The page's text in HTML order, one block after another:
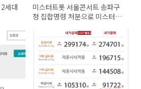
세대
미스터트롯 서울콘서트 송파구
청 집합명령 처분으로 미스터트